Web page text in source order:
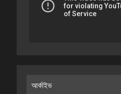
আর্কাইভ